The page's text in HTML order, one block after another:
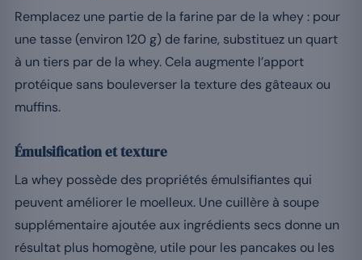
Remplacez une partie de la farine par de la whey : pour
une tasse (environ 120 g) de farine, substituez un quart
à un tiers par de la whey. Cela augmente l’apport
protéique sans bouleverser la texture des gâteaux ou
muffins.
Émulsification et texture
La whey possède des propriétés émulsifiantes qui
peuvent améliorer le moelleux. Une cuillère à soupe
supplémentaire ajoutée aux ingrédients secs donne un
résultat plus homogène, utile pour les pancakes ou les